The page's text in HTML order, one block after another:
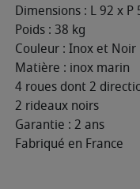
Dimensions : L 92 x P
Poids : 38 kg
Couleur : Inox et Noir
Matière : inox marin
4 roues dont 2
2 rideaux noirs
Garantie : 2 ans
Fabriqué en France